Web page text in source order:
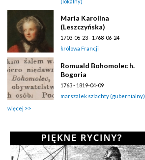
Maria Karolina
(Leszczyńska)
1703-06-23 - 1768-06-24
królowa Francji
Romuald Bohomolec h.
Bogoria
1763 - 1819-04-09
marszałek szlachty (gubernialny)
więcej